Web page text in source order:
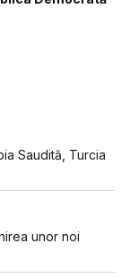
Saudită, Turcia
unor noi